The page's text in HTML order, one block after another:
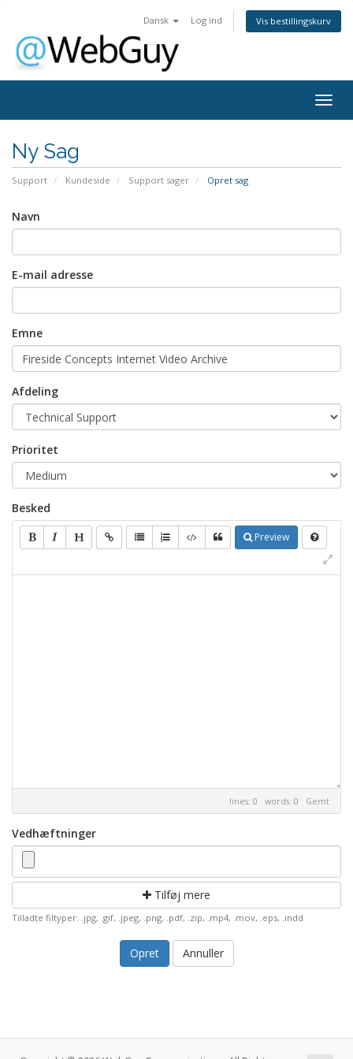
Dansk Log ind Vis bestillingskurv
Ny Sag
Support Kundeside Support sager Opret sag
Navn
E-mail adresse
Emne
Afdeling
Prioritet
Besked
Preview
lines: 0 words: 0 Gemt
Vedhæftninger
Tilføj mere
Tilladte filtyper: .jpg, .gif, .jpeg, .png, .pdf, .zip, .mp4, .mov, .eps, .indd
Annuller